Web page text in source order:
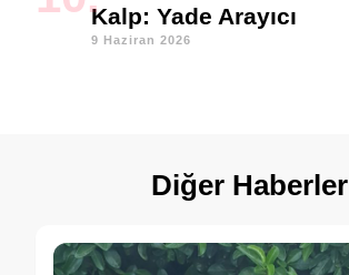
Kalp: Yade Arayıcı
9 Haziran 2026
Diğer Haberler